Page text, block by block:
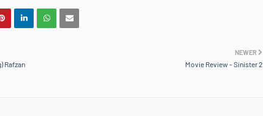
NEWER
Movie Review - Sinister 2
Rafzan